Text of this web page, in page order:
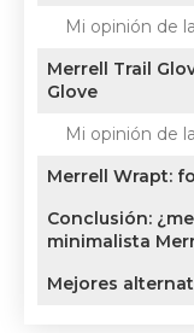
Mi opinión de
Merrell Trail
Glove
Mi opinión de
Merrell Wrapt:
Conclusión:
minimalista
Mejores